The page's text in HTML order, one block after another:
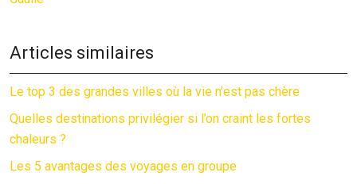
Articles similaires
Le top 3 des grandes villes où la vie n’est pas chère
Quelles destinations privilégier si l’on craint les fortes
chaleurs ?
Les 5 avantages des voyages en groupe